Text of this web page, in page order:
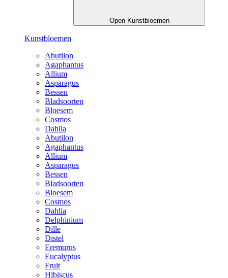
Open Kunstbloemen
Kunstbloemen
Abutilon
Agaphantus
Allium
Asparagus
Bessen
Bladsoorten
Bloesem
Cosmos
Dahlia
Abutilon
Agaphantus
Allium
Asparagus
Bessen
Bladsoorten
Bloesem
Cosmos
Dahlia
Delphinium
Dille
Distel
Eremurus
Eucalyptus
Fruit
Hibiscus